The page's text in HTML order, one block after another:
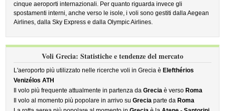
cinque aeroporti internazionali. Per quanto riguarda invece gli
spostamenti interni, anche verso le isole, i voli sono gestiti dalla Aegean
Airlines, dalla Sky Express e dalla Olympic Airlines.
Voli Grecia: Statistiche e tendenze del mercato
L'aeroporto più utilizzato nelle ricerche voli in Grecia è Elefthérios
Venizélos ATH
Il volo più frequente attualmente in partenza daGrecia è verso Roma
Il volo al momento più popolare in arrivo suGrecia parte da Roma